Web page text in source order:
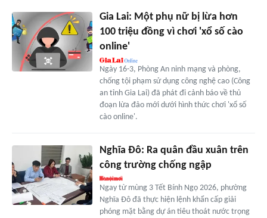
Gia Lai: Một phụ nữ bị lừa hơn
100 triệu đồng vì chơi 'xổ số cào
online'
Ngày 16-3, Phòng An ninh mạng và phòng,
chống tội phạm sử dụng công nghệ cao (Công
an tỉnh Gia Lai) đã phát đi cảnh báo về thủ
đoạn lừa đảo mới dưới hình thức chơi 'xổ số
cào online'.
Nghĩa Đô: Ra quân đầu xuân trên
công trường chống ngập
Ngay từ mùng 3 Tết Bính Ngọ 2026, phường
Nghĩa Đô đã thực hiện lệnh khẩn cấp giải
phóng mặt bằng dự án tiêu thoát nước trọng